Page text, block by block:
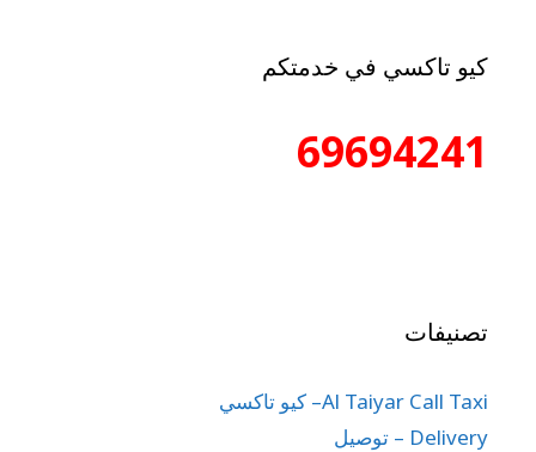
كيو تاكسي في خدمتكم
69694241
تصنيفات
Al Taiyar Call Taxi– كيو تاكسي
Delivery – توصيل